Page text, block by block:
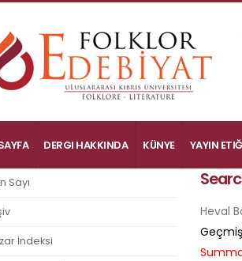
DERGI HAKKINDA KÜNYE YAYIN
Sayı
İndeksi
Heval